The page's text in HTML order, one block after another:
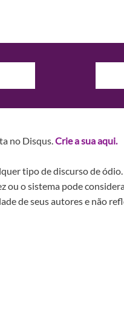
no Disqus.Crie a sua aqui.
tipo de discurso de ódio.
ou o sistema pode
de seus autores e não